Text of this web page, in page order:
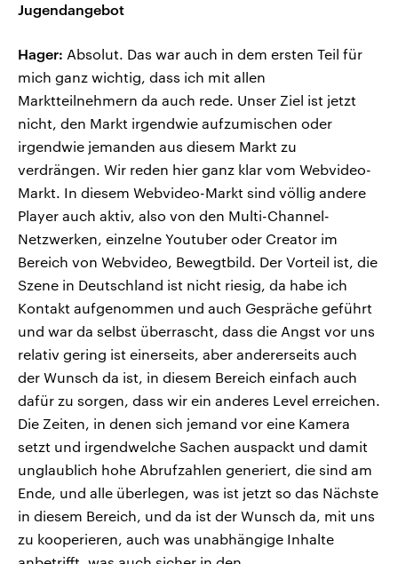
Jugendangebot
Hager: Absolut. Das war auch in dem ersten Teil für
mich ganz wichtig, dass ich mit allen
Marktteilnehmern da auch rede. Unser Ziel ist jetzt
nicht, den Markt irgendwie aufzumischen oder
irgendwie jemanden aus diesem Markt zu
verdrängen. Wir reden hier ganz klar vom Webvideo-
Markt. In diesem Webvideo-Markt sind völlig andere
Player auch aktiv, also von den Multi-Channel-
Netzwerken, einzelne Youtuber oder Creator im
Bereich von Webvideo, Bewegtbild. Der Vorteil ist, die
Szene in Deutschland ist nicht riesig, da habe ich
Kontakt aufgenommen und auch Gespräche geführt
und war da selbst überrascht, dass die Angst vor uns
relativ gering ist einerseits, aber andererseits auch
der Wunsch da ist, in diesem Bereich einfach auch
dafür zu sorgen, dass wir ein anderes Level erreichen.
Die Zeiten, in denen sich jemand vor eine Kamera
setzt und irgendwelche Sachen auspackt und damit
unglaublich hohe Abrufzahlen generiert, die sind am
Ende, und alle überlegen, was ist jetzt so das Nächste
in diesem Bereich, und da ist der Wunsch da, mit uns
zu kooperieren, auch was unabhängige Inhalte